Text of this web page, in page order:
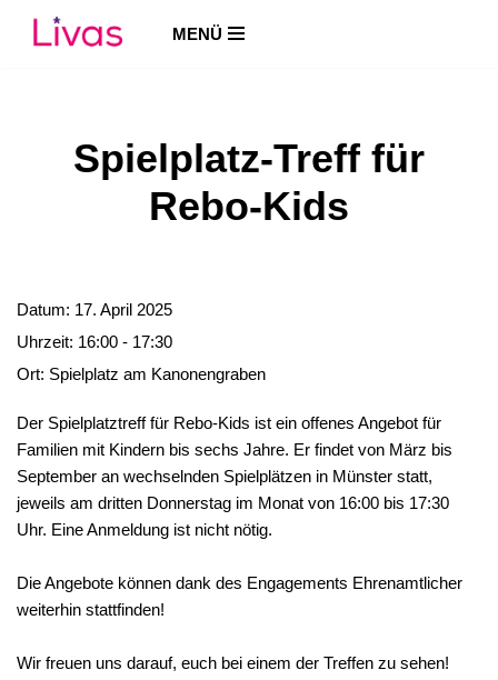
MENÜ
Spielplatz-Treff für
Rebo-Kids
Datum: 17. April 2025
Uhrzeit: 16:00 - 17:30
Ort: Spielplatz am Kanonengraben
Der Spielplatztreff für Rebo-Kids ist ein offenes Angebot für
Familien mit Kindern bis sechs Jahre. Er findet von März bis
September an wechselnden Spielplätzen in Münster statt,
jeweils am dritten Donnerstag im Monat von 16:00 bis 17:30
Uhr. Eine Anmeldung ist nicht nötig.
Die Angebote können dank des Engagements Ehrenamtlicher
weiterhin stattfinden!
Wir freuen uns darauf, euch bei einem der Treffen zu sehen!